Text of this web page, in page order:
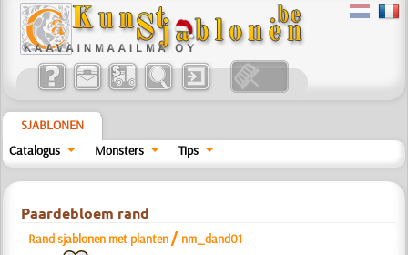
SJABLONEN
Catalogus
Monsters Tips
Paardebloem rand
Rand sjablonen met planten / nm_dand01